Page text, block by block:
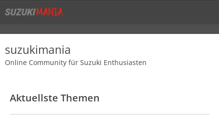
suzukimania
Online Community für Suzuki Enthusiasten
Aktuellste Themen